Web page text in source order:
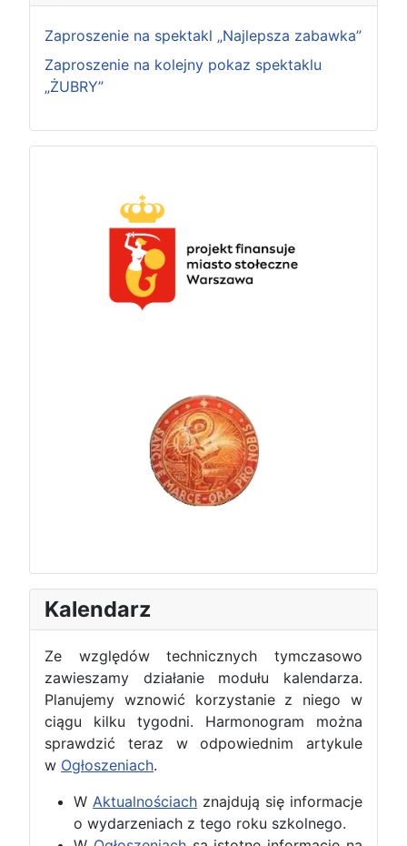
Zaproszenie na spektakl „Najlepsza zabawka”
Zaproszenie na kolejny pokaz spektaklu
„ŻUBRY”
Kalendarz
Ze względów technicznych tymczasowo
zawieszamy działanie modułu kalendarza.
Planujemy wznowić korzystanie z niego w
ciągu kilku tygodni. Harmonogram można
sprawdzić teraz w odpowiednim artykule
w Ogłoszeniach.
W Aktualnościach znajdują się informacje
o wydarzeniach z tego roku szkolnego.